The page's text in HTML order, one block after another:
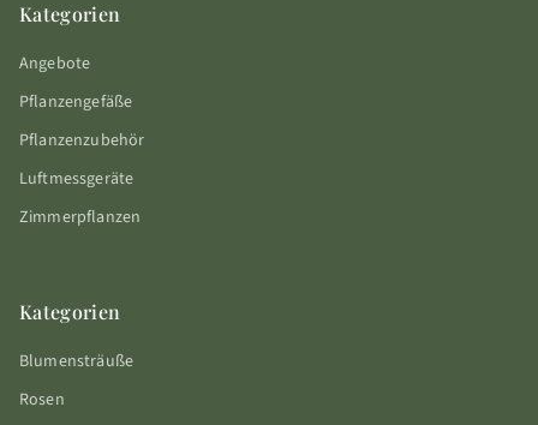
Kategorien
Angebote
Pflanzengefäße
Pflanzenzubehör
Luftmessgeräte
Zimmerpflanzen
Kategorien
Blumensträuße
Rosen